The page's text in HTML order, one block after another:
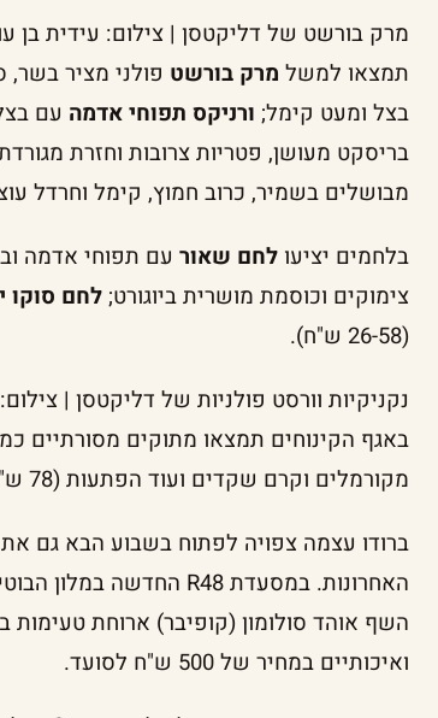
מרק בורשט של דליקטסן | צילום: עידית בן
תמצאו למשל מרק בורשט פולני מציר בשר,
בצל ומעט קימל; ורניקס תפוחי אדמה עם
בריסקט מעושן, פטריות צרובות וחזרת
מבושלים בשמיר, כרוב חמוץ, קימל וחרדל עוצמתי
בלחמים יציעו לחם שאור עם תפוחי אדמה
צימוקים וכוסמת מושרית ביוגורט;לחם סוקו
(26-58 ש"ח).
נקניקיות וורסט פולניות של דליקטסן |
באגף הקינוחים תמצאו מתוקים מסורתיים
מקורמלים וקרם שקדים ועוד הפתעות (78 ש"ח).
ברודו עצמה צפויה לפתוח בשבוע הבא
השף אוהד סולומון (קופיבר) ארוחת טעימות
ואיכותיים במחיר של 500 ש"ח לסועד.